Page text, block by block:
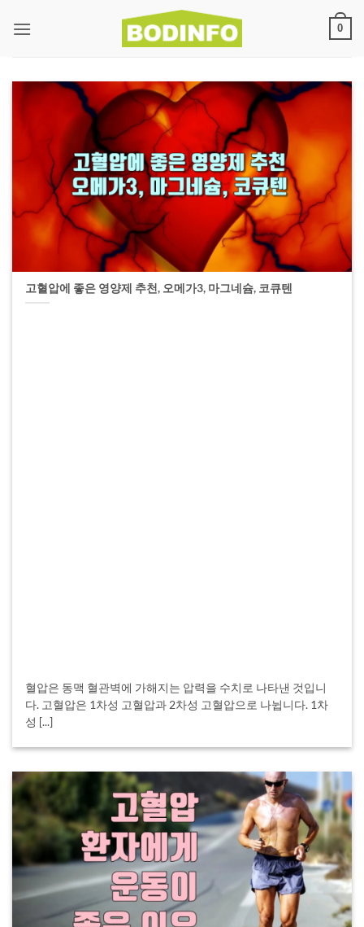
0
고혈압에 좋은 영양제 추천, 오메가3, 마그네슘, 코큐텐
혈압은 동맥 혈관벽에 가해지는 압력을 수치로 나타낸 것입니
다. 고혈압은 1차성 고혈압과 2차성 고혈압으로 나뉩니다. 1차
성 [...]